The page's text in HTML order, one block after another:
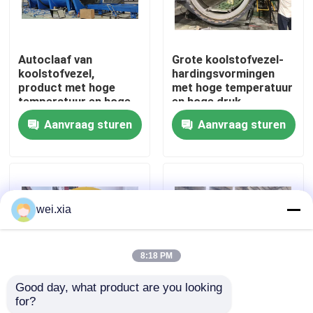
Fabriekstocht
Kwaliteitscontrole
Nieuws
AAC-Autoclaaf
Autoclaaf van
koolstofvezel,
product met hoge
temperatuur en hoge
druk, ondersteunt
personalisatie,
compleet systeem
Aanvraag sturen
Grote koolstofvezel-
hardingsvormingen
met hoge temperatuur
en hoge druk
Aanvraag sturen
Autoklaaf van
wei.xia
8:18 PM
Good day, what product are you looking
for?